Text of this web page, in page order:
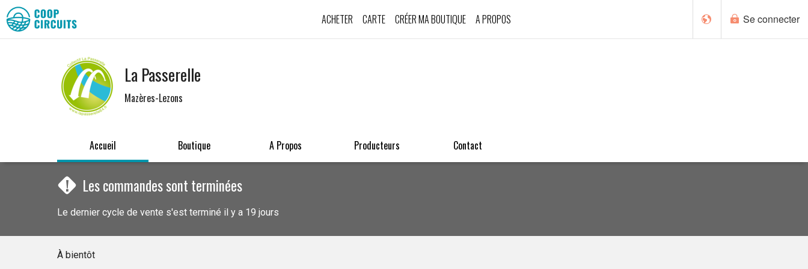
ACHETER CARTE CRÉER MA BOUTIQUE A PROPOS Se connecter
La Passerelle
Mazères-Lezons
Accueil Boutique A Propos Producteurs Contact
! Les commandes sont terminées
Le dernier cycle de vente s'est terminé il y a 19 jours
À bientôt